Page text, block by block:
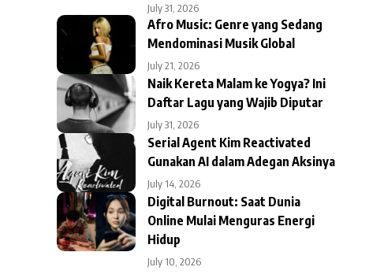
July 31, 2026
Afro Music: Genre yang Sedang
Mendominasi Musik Global
July 21, 2026
Naik Kereta Malam ke Yogya? Ini
Daftar Lagu yang Wajib Diputar
July 31, 2026
Serial Agent Kim Reactivated
Gunakan AI dalam Adegan Aksinya
July 14, 2026
Digital Burnout: Saat Dunia
Online Mulai Menguras Energi
Hidup
July 10, 2026